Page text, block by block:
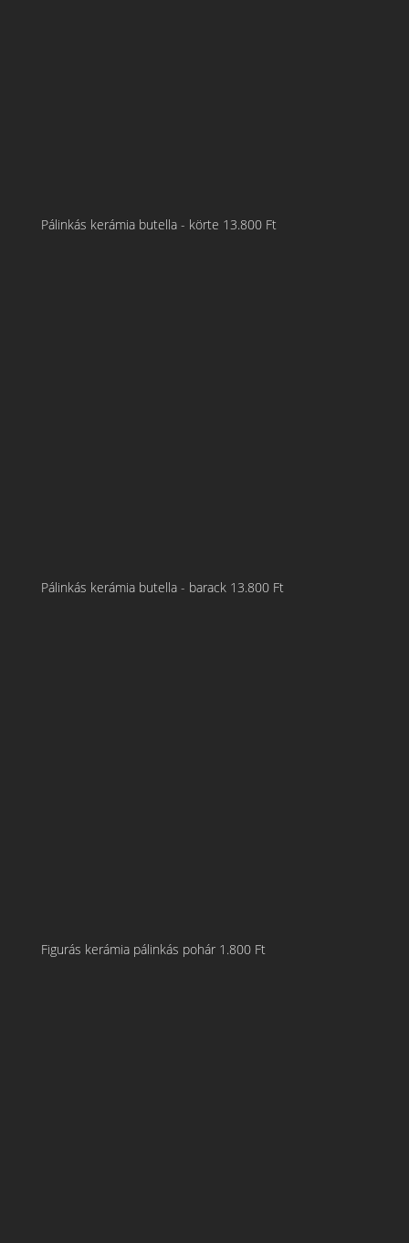
Pálinkás kerámia butella - körte 13.800 Ft
Pálinkás kerámia butella - barack 13.800 Ft
Figurás kerámia pálinkás pohár 1.800 Ft